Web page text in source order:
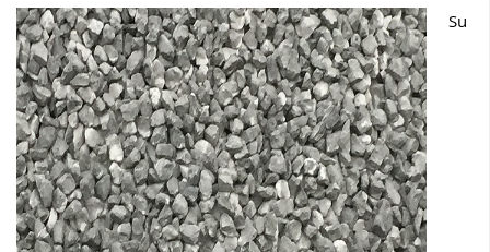
Su